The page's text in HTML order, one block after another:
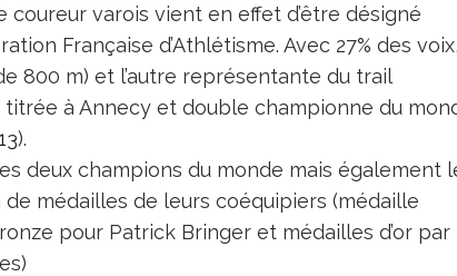
coureur varois vient en effet d’être désigné
Française d’Athlétisme. Avec 27% des
800 m) et l’autre représentante du trail
titrée à Annecy et double championne du
).
deux champions du monde mais également
médailles de leurs coéquipiers (médaille
pour Patrick Bringer et médailles d’or par